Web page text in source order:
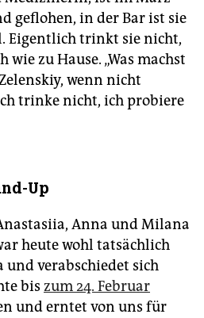
geflohen, in der Bar ist sie
Eigentlich trinkt sie nicht,
zu Hause. „Was machst
wenn nicht
trinke nicht, ich probiere
Up
Anna und Milana
heute wohl tatsächlich
verabschiedet sich
bis zum 24. Februar
und erntet von uns für